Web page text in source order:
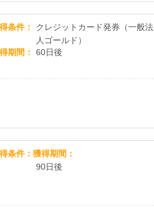
条件
クレジットカード発券（一般法
人ゴールド）
期間
60日後
条件
獲得期間
90日後